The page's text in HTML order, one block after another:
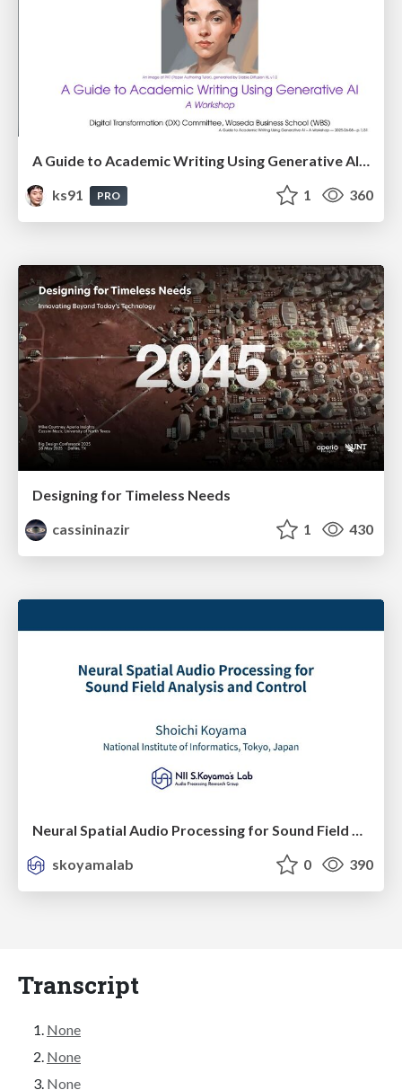
A Guide to Academic Writing Using Generative AI - A Workshop
ks91
PRO 1 360
Designing for Timeless Needs
cassininazir
1 430
skoyamalab
0 390
Transcript
None
None
None